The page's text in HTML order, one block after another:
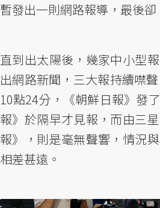
暫發出一則網路報導，最後卻
直到出太陽後，幾家中小型
出網路新聞，三大報持續噤
10點24分，《朝鮮日報》發
報》於隔早才見報，而由三
報》，則是毫無聲響，情況
相差甚遠。